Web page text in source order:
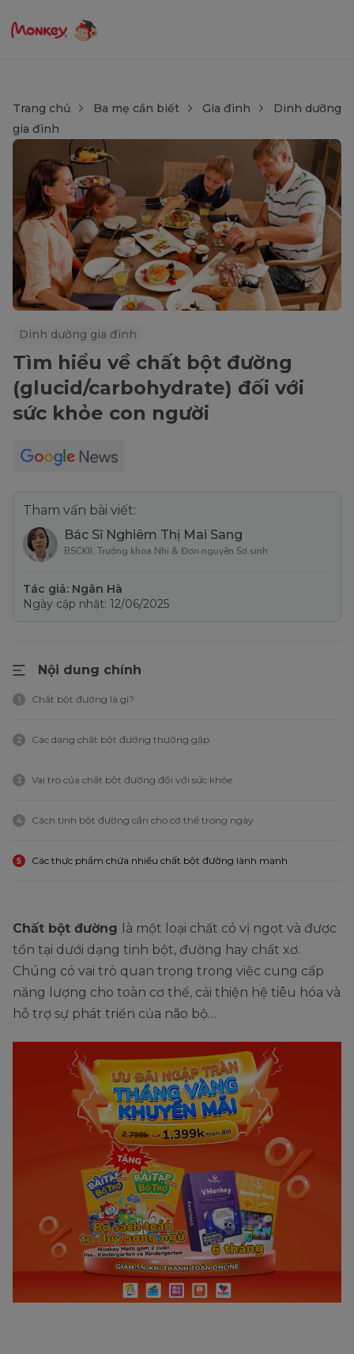
Trang chủ Ba mẹ cần biết Gia đình
Dinh dưỡng
gia đình
Dinh dưỡng gia đình
Tìm hiểu về chất bột đường
(glucid/carbohydrate) đối với
sức khỏe con người
Tham vấn bài viết:
Bác Sĩ Nghiêm Thị Mai Sang
BSCKII, Trưởng khoa Nhi & Đơn nguyên Sơ sinh
Tác giả: Ngân Hà
Ngày cập nhật: 12/06/2025
Nội dung chính
1 Chất bột đường là gì?
2 Các dạng chất bột đường thường gặp
3 Vai trò của chất bột đường đối với sức khỏe
4 Cách tính bột đường cần cho cơ thể trong ngày
5 Các thực phẩm chứa nhiều chất bột đường lành mạnh
Chất bột đường
là một loại chất có vị ngọt và được
tồn tại dưới dạng tinh bột, đường hay chất xơ.
Chúng có vai trò quan trọng trong việc cung cấp
năng lượng cho toàn cơ thể, cải thiện hệ tiêu hóa và
hỗ trợ sự phát triển của não bộ…